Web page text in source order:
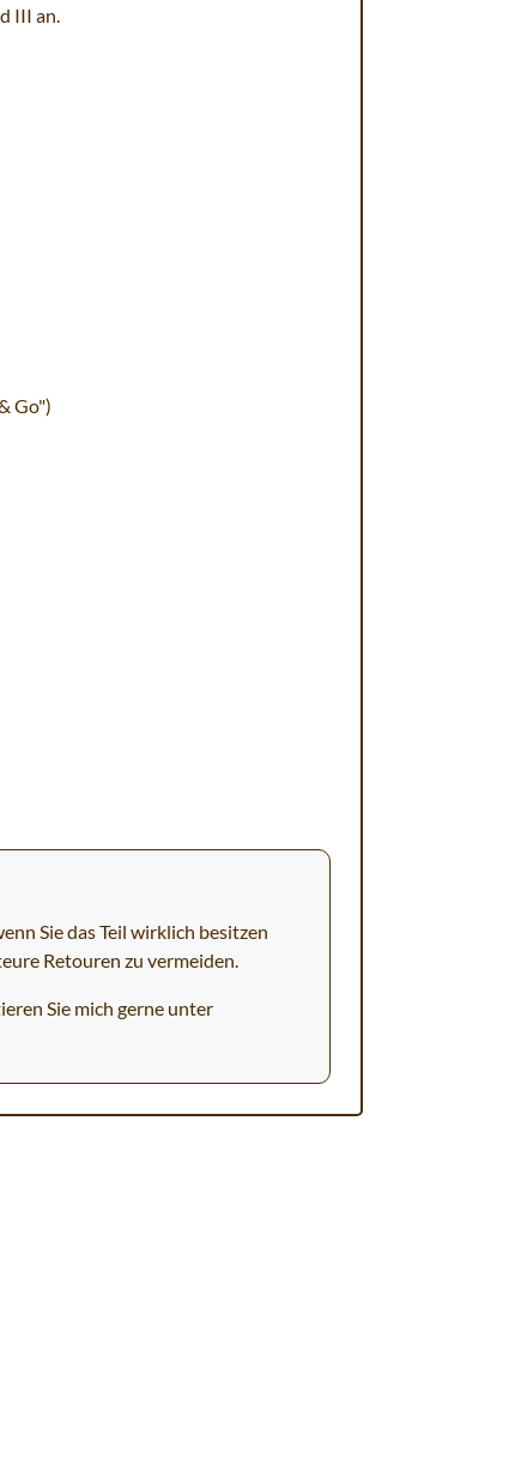
III an.
Go")
Sie das Teil wirklich besitzen
Retouren zu vermeiden.
Sie mich gerne unter